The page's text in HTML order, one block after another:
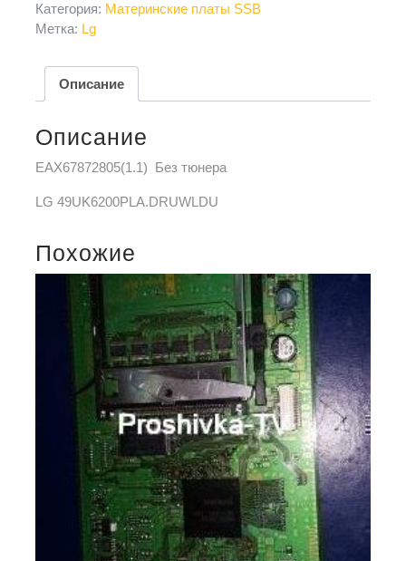
Категория: Материнские платы SSB
Метка: Lg
Описание
Описание
EAX67872805(1.1) Без тюнера
LG 49UK6200PLA.DRUWLDU
Похожие